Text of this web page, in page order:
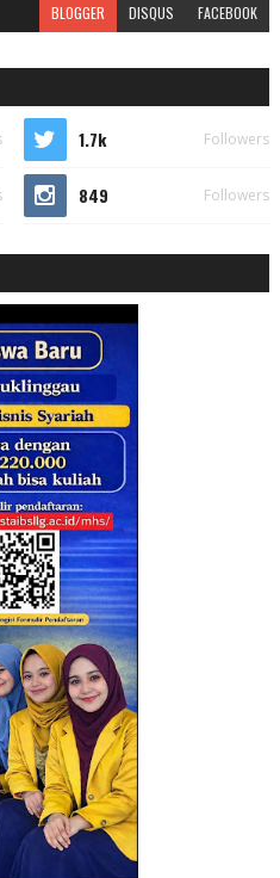
BLOGGER DISQUS FACEBOOK
1.7k Followers
849 Followers